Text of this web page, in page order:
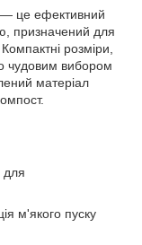
— це ефективний
призначений для
розміри,
чудовим вибором
матеріал
для
м'якого пуску